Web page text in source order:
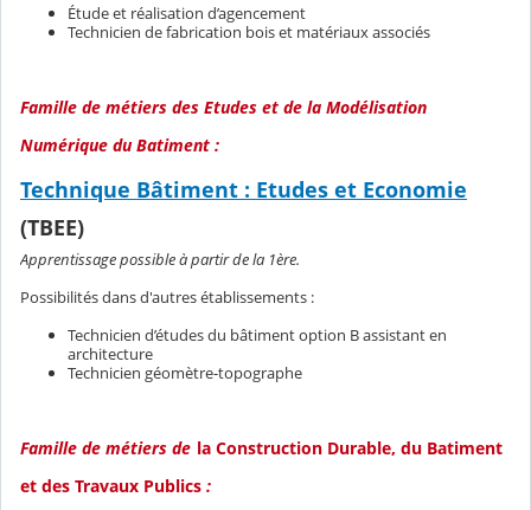
Étude et réalisation d’agencement
Technicien de fabrication bois et matériaux associés
Famille de métiers des Etudes et de la Modélisation
Numérique du Batiment :
Technique Bâtiment : Etudes et Economie
(TBEE)
Apprentissage possible à partir de la 1ère.
Possibilités dans d'autres établissements :
Technicien d’études du bâtiment option B assistant en
architecture
Technicien géomètre-topographe
Famille de métiers de la Construction Durable, du Batiment
et des Travaux Publics :